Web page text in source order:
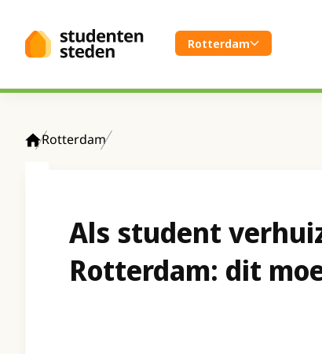
Rotterdam
Rotterdam
Als student
Rotterdam: dit